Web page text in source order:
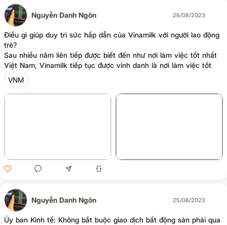
Nguyễn Danh Ngôn 26/08/2023
Điều gì giúp duy trì sức hấp dẫn của Vinamilk với người lao động
trẻ?
Sau nhiều năm liên tiếp được biết đến như nơi làm việc tốt nhất
Việt Nam, Vinamilk tiếp tục được vinh danh là nơi làm việc tốt
nhất châu Á năm 2023
VNM
Nguyễn Danh Ngôn 25/08/2023
Ủy ban Kinh tế: Không bắt buộc giao dịch bất động sản phải qua